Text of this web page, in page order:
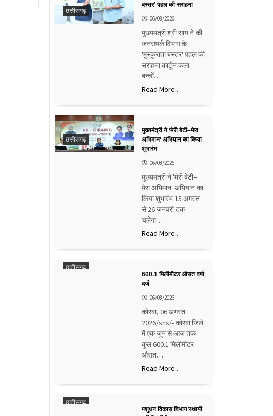
छत्तीसगढ़
बस्तर’ पहल की सराहना
06/08/2026
मुख्यमंत्री श्री साय ने की
जनसंपर्क विभाग के
'मुस्कुराता बस्तर' पहल की
सराहना कार्टून कला
बच्चों…
Read More..
छत्तीसगढ़
मुख्यमंत्री ने ‘मेरी बेटी–मेरा
अभिमान’ अभियान का किया
शुभारंभ
06/08/2026
मुख्यमंत्री ने 'मेरी बेटी–
मेरा अभिमान' अभियान का
किया शुभारंभ 15 अगस्त
से 26 जनवरी तक
चलेगा…
Read More..
छत्तीसगढ़
600.1 मिलीमीटर औसत वर्षा
दर्ज
06/08/2026
कोरबा, 06 अगस्त
2026/sns/- कोरबा जिले
में एक जून से आज तक
कुल 600.1 मिलीमीटर
औसत…
Read More..
छत्तीसगढ़
पशुधन विकास विभाग स्थायी